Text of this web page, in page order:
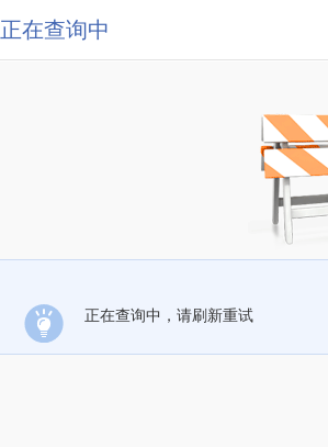
正在查询中
正在查询中，请刷新重试